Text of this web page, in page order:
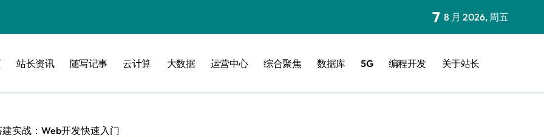
察升级
7 8 月 2026, 周五
站长资讯 随写记事 云计算 大数据 运营中心 综合聚焦 数据库 5G 编程开发 关于站长
实战：Web开发快速入门